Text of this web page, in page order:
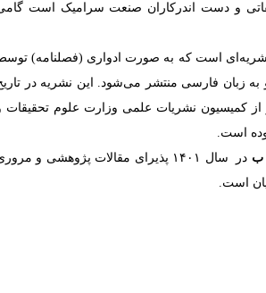
و دست اندرکاران صنعت سرامیک است گامی
است که به صورت ادواری (فصلنامه) توسط
زبان فارسی منتشر می‌شود. این نشریه در تاریخ
از کمیسیون نشریات علمی وزارت علوم تحقیقات و
است.
در سال ۱۴۰۱ پذیرای مقالات پژوهشی و مروری
است.